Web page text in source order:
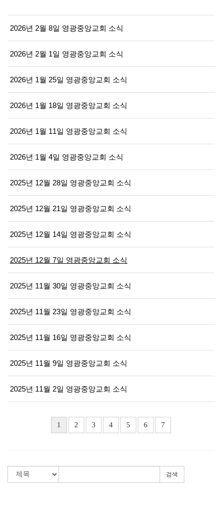
2026년 2월 8일 영광중앙교회 소식
2026년 2월 1일 영광중앙교회 소식
2026년 1월 25일 영광중앙교회 소식
2026년 1월 18일 영광중앙교회 소식
2026년 1월 11일 영광중앙교회 소식
2026년 1월 4일 영광중앙교회 소식
2025년 12월 28일 영광중앙교회 소식
2025년 12월 21일 영광중앙교회 소식
2025년 12월 14일 영광중앙교회 소식
2025년 12월 7일 영광중앙교회 소식
2025년 11월 30일 영광중앙교회 소식
2025년 11월 23일 영광중앙교회 소식
2025년 11월 16일 영광중앙교회 소식
2025년 11월 9일 영광중앙교회 소식
2025년 11월 2일 영광중앙교회 소식
1 2 3 4 5 6 7
검색